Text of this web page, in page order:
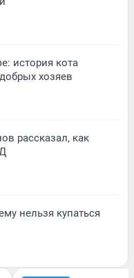
история кота
хозяев
рассказал, как
нельзя купаться